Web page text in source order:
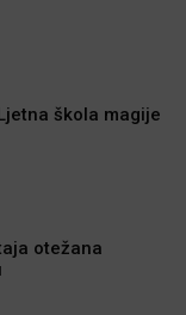
škola magije
otežana